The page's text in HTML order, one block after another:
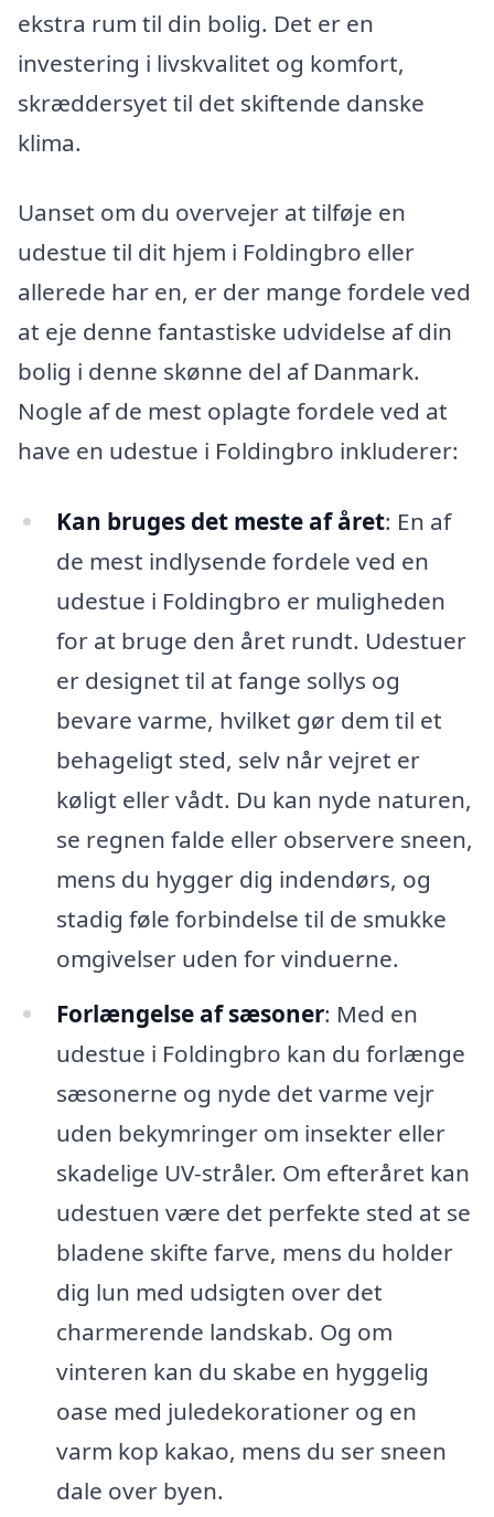
ekstra rum til din bolig. Det er en
investering i livskvalitet og komfort,
skræddersyet til det skiftende danske
klima.
Uanset om du overvejer at tilføje en
udestue til dit hjem i Foldingbro eller
allerede har en, er der mange fordele ved
at eje denne fantastiske udvidelse af din
bolig i denne skønne del af Danmark.
Nogle af de mest oplagte fordele ved at
have en udestue i Foldingbro inkluderer:
Kan bruges det meste af året: En af
de mest indlysende fordele ved en
udestue i Foldingbro er muligheden
for at bruge den året rundt. Udestuer
er designet til at fange sollys og
bevare varme, hvilket gør dem til et
behageligt sted, selv når vejret er
køligt eller vådt. Du kan nyde naturen,
se regnen falde eller observere sneen,
mens du hygger dig indendørs, og
stadig føle forbindelse til de smukke
omgivelser uden for vinduerne.
Forlængelse af sæsoner: Med en
udestue i Foldingbro kan du forlænge
sæsonerne og nyde det varme vejr
uden bekymringer om insekter eller
skadelige UV-stråler. Om efteråret kan
udestuen være det perfekte sted at se
bladene skifte farve, mens du holder
dig lun med udsigten over det
charmerende landskab. Og om
vinteren kan du skabe en hyggelig
oase med juledekorationer og en
varm kop kakao, mens du ser sneen
dale over byen.